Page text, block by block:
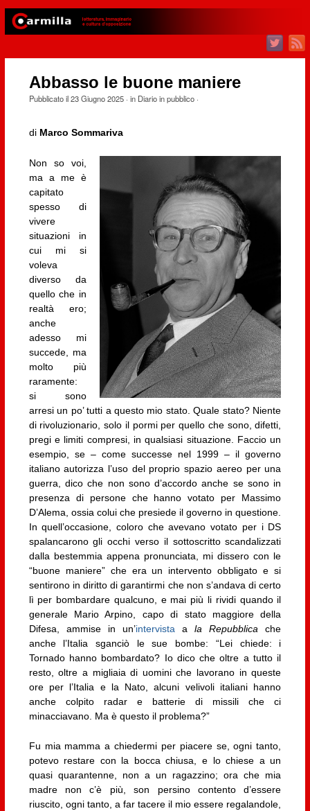
Abbasso le buone maniere
Pubblicato il23 Giugno 2025· in Diario in pubblico·
di Marco Sommariva
Non so voi,
ma a me è
capitato
spesso di
vivere
situazioni in
cui mi si
voleva
diverso da
quello che in
realtà ero;
anche
adesso mi
succede, ma
molto più
raramente:
si sono
arresi un po’ tutti a questo mio stato. Quale stato? Niente
di rivoluzionario, solo il pormi per quello che sono, difetti,
pregi e limiti compresi, in qualsiasi situazione. Faccio un
esempio, se – come successe nel 1999 – il governo
italiano autorizza l’uso del proprio spazio aereo per una
guerra, dico che non sono d’accordo anche se sono in
presenza di persone che hanno votato per Massimo
D’Alema, ossia colui che presiede il governo in questione.
In quell’occasione, coloro che avevano votato per i DS
spalancarono gli occhi verso il sottoscritto scandalizzati
dalla bestemmia appena pronunciata, mi dissero con le
“buone maniere” che era un intervento obbligato e si
sentirono in diritto di garantirmi che non s’andava di certo
lì per bombardare qualcuno, e mai più li rividi quando il
generale Mario Arpino, capo di stato maggiore della
Difesa, ammise in un’intervista ala Repubblica che
anche l’Italia sganciò le sue bombe: “Lei chiede: i
Tornado hanno bombardato? Io dico che oltre a tutto il
resto, oltre a migliaia di uomini che lavorano in queste
ore per l’Italia e la Nato, alcuni velivoli italiani hanno
anche colpito radar e batterie di missili che ci
minacciavano. Ma è questo il problema?”
Fu mia mamma a chiedermi per piacere se, ogni tanto,
potevo restare con la bocca chiusa, e lo chiese a un
quasi quarantenne, non a un ragazzino; ora che mia
madre non c’è più, son persino contento d’essere
riuscito, ogni tanto, a far tacere il mio essere regalandole,